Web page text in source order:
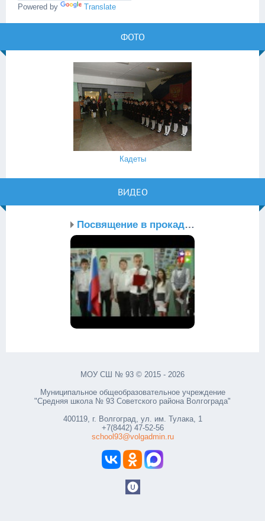
Powered by Translate
ФОТО
Кадеты
ВИДЕО
Посвящение в прокадеты
МОУ СШ № 93 © 2015 - 2026
Муниципальное общеобразовательное учреждение
"Средняя школа № 93 Советского района Волгограда"
400119, г. Волгоград, ул. им. Тулака, 1
+7(8442) 47-52-56
school93@volgadmin.ru